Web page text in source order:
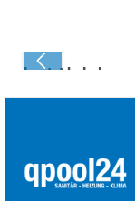
Laatst bekeken: